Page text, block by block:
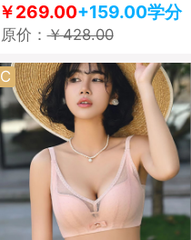
￥269.00+159.00学分
原价：￥428.00
C